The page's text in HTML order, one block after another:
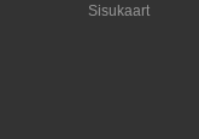
Sisukaart